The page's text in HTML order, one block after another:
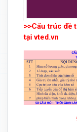
>>Cấu trúc đề
tại vted.vn